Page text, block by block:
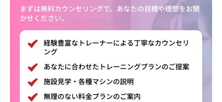
まずは無料カウンセリングで、あなたの目標や理想をお聞
かせください。
経験豊富なトレーナーによる丁寧なカウンセリ
ング
あなたに合わせたトレーニングプランのご提案
施設見学・各種マシンの説明
無理のない料金プランのご案内